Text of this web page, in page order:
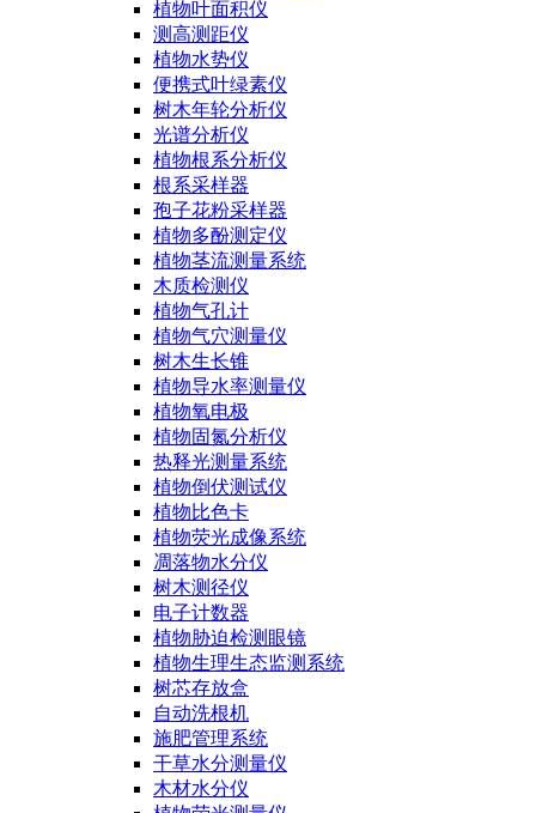
植物叶面积仪
测高测距仪
植物水势仪
便携式叶绿素仪
树木年轮分析仪
光谱分析仪
植物根系分析仪
根系采样器
孢子花粉采样器
植物多酚测定仪
植物茎流测量系统
木质检测仪
植物气孔计
植物气穴测量仪
树木生长锥
植物导水率测量仪
植物氧电极
植物固氮分析仪
热释光测量系统
植物倒伏测试仪
植物比色卡
植物荧光成像系统
凋落物水分仪
树木测径仪
电子计数器
植物胁迫检测眼镜
植物生理生态监测系统
树芯存放盒
自动洗根机
施肥管理系统
干草水分测量仪
木材水分仪